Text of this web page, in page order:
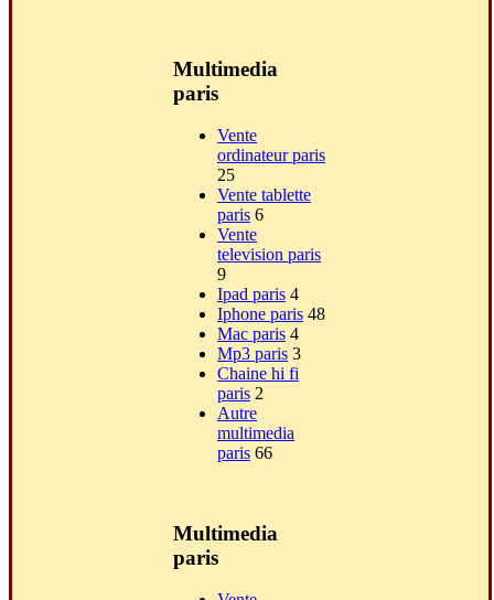
Multimedia
paris
Vente
ordinateur paris
25
Vente tablette
paris 6
Vente
television paris
9
Ipad paris 4
Iphone paris 48
Mac paris 4
Mp3 paris 3
Chaine hi fi
paris 2
Autre
multimedia
paris 66
Multimedia
paris